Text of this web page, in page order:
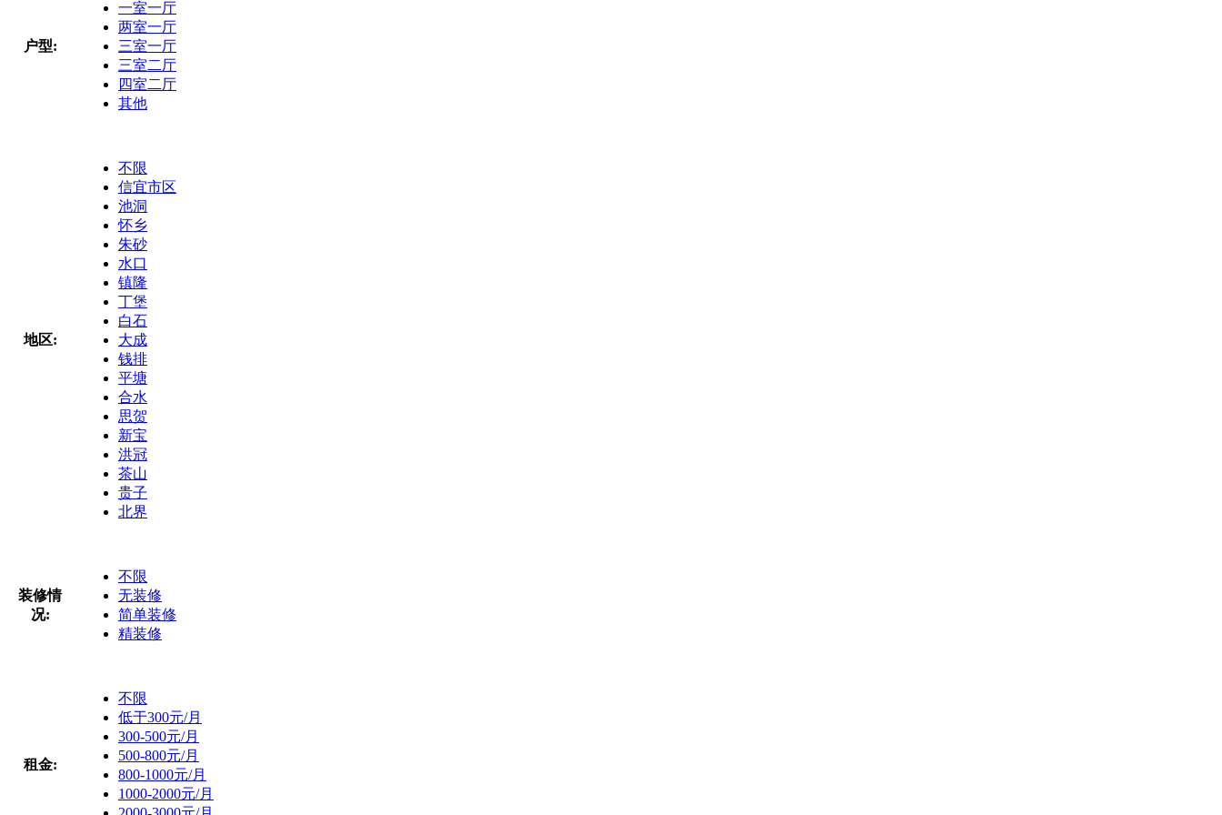
户型:
一室一厅
两室一厅
三室一厅
三室二厅
四室二厅
其他
地区:
不限
信宜市区
池洞
怀乡
朱砂
水口
镇隆
丁堡
白石
大成
钱排
平塘
合水
思贺
新宝
洪冠
茶山
贵子
北界
装修情
况:
不限
无装修
简单装修
精装修
租金:
不限
低于300元/月
300-500元/月
500-800元/月
800-1000元/月
1000-2000元/月